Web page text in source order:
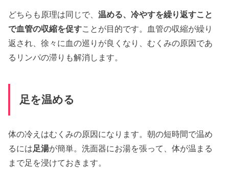
どちらも原理は同じで、温める、冷やすを繰り返すこと
で血管の収縮を促すことが目的です。血管の収縮が繰り
返され、徐々に血の巡りが良くなり、むくみの原因であ
るリンパの滞りも解消します。
足を温める
体の冷えはむくみの原因になります。朝の短時間で温め
るには足湯が簡単。洗面器にお湯を張って、体が温まる
まで足を浸けておきます。